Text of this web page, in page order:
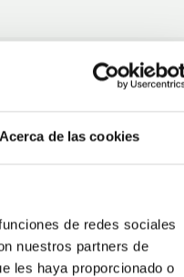
Acerca de las cookies
de redes sociales
nuestros partners de
les haya proporcionado o
14
2026